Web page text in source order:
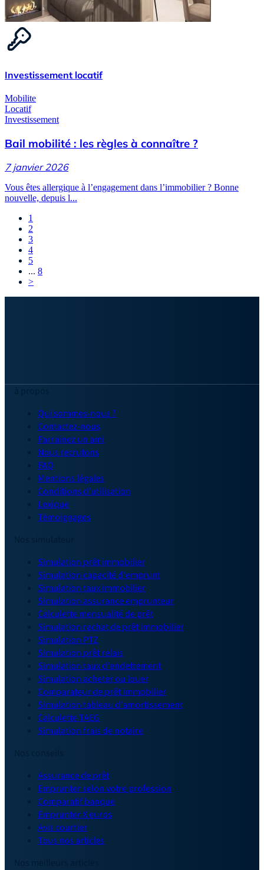
Investissement locatif
Mobilite
Locatif
Investissement
Bail mobilité : les règles à connaître ?
7 janvier 2026
Vous êtes allergique à l’engagement dans l’immobilier ? Bonne
nouvelle, depuis l...
1
2
3
4
5
... 8
>
Qui sommes-nous ?
Contactez-nous
Parrainez un ami
Nous recrutons
FAQ
Mentions légales
Conditions d'utilisation
Lexique
Témoignages
Simulation prêt immobilier
Simulation capacité d'emprunt
Simulation taux immobilier
Simulation assurance emprunteur
Calculette mensualité de prêt
Simulation rachat de prêt immobilier
Simulation PTZ
Simulation prêt relais
Simulation taux d'endettement
Simulation acheter ou louer
Comparateur de prêt immobilier
Simulation tableau d'amortissement
Calculette TAEG
Simulation frais de notaire
Assurance de prêt
Emprunter selon votre profession
Comparatif banque
Emprunter X euros
Avis courtier
Tous nos articles